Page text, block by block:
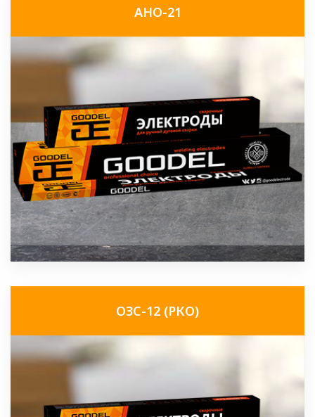
АНО-21
ОЗС-12 (РКО)